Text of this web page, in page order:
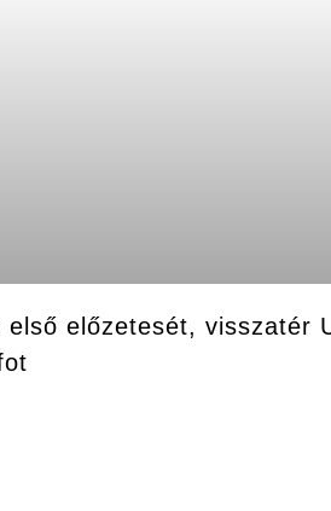
előzetesét, visszatér